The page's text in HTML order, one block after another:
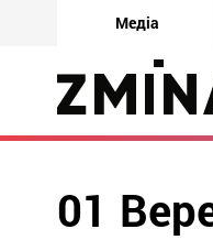
Медіа
01